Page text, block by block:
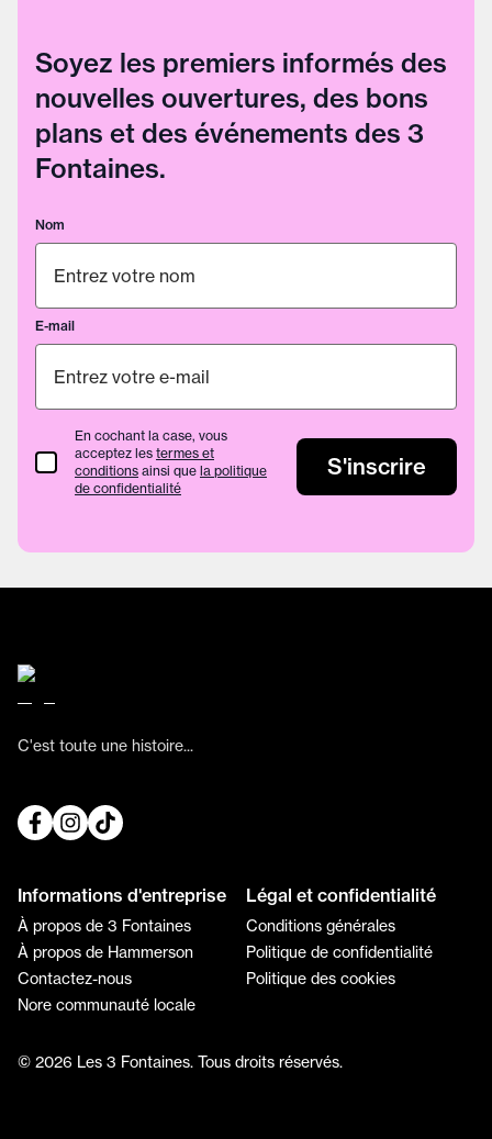
Soyez les premiers informés des
nouvelles ouvertures, des bons
plans et des événements des 3
Fontaines.
Nom
E-mail
termes et conditions
En cochant la case, vous
acceptez les termes et
conditions ainsi que la politique
de confidentialité
S'inscrire
C'est toute une histoire...
Informations d'entreprise
À propos de 3 Fontaines
À propos de Hammerson
Contactez-nous
Nore communauté locale
Légal et confidentialité
Conditions générales
Politique de confidentialité
Politique des cookies
© 2026 Les 3 Fontaines. Tous droits réservés.